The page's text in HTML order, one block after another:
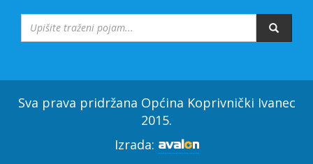
Sva prava pridržana Općina Koprivnički Ivanec
2015.
Izrada: